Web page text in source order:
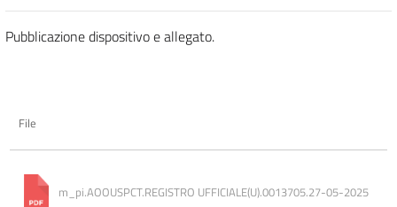
Pubblicazione dispositivo e allegato.
File
m_pi.AOOUSPCT.REGISTRO UFFICIALE(U).0013705.27-05-2025